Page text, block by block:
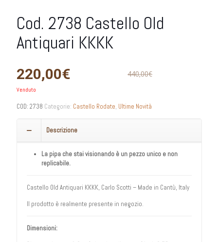
Cod. 2738 Castello Old
Antiquari KKKK
440,00€
220,00€
Venduto
COD: 2738 Categorie: Castello Rodate, Ultime Novità
Descrizione
La pipa che stai visionando è un pezzo unico e non
replicabile.
Castello Old Antiquari KKKK, Carlo Scotti – Made in Cantù, Italy
Il prodotto è realmente presente in negozio.
Dimensioni: